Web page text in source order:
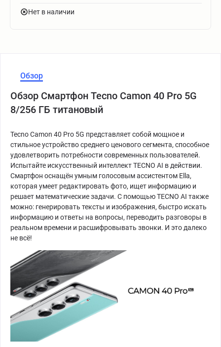
Нет в наличии
Обзор
Обзор Смартфон Tecno Camon 40 Pro 5G
8/256 ГБ титановый
Tecno Camon 40 Pro 5G представляет собой мощное и
стильное устройство среднего ценового сегмента, способное
удовлетворить потребности современных пользователей.
Испытайте искусственный интеллект TECNO AI в действии.
Смартфон оснащён умным голосовым ассистентом Ella,
которая умеет редактировать фото, ищет информацию и
решает математические задачи. С помощью TECNO AI также
можно: генерировать тексты и изображения, быстро искать
информацию и ответы на вопросы, переводить разговоры в
реальном времени и расшифровывать звонки. И это далеко
не всё!